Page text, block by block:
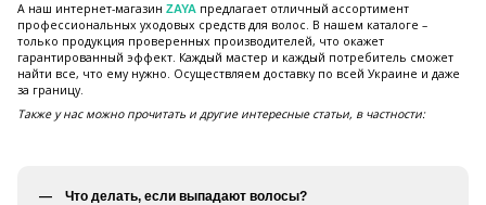
А наш интернет-магазин ZAYA предлагает отличный ассортимент
профессиональных уходовых средств для волос. В нашем каталоге –
только продукция проверенных производителей, что окажет
гарантированный эффект. Каждый мастер и каждый потребитель сможет
найти все, что ему нужно. Осуществляем доставку по всей Украине и даже
за границу.
Также у нас можно прочитать и другие интересные статьи, в частности:
Что делать, если выпадают волосы?